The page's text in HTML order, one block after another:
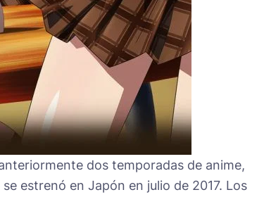
dos temporadas de anime,
estrenó en Japón en julio de 2017. Los